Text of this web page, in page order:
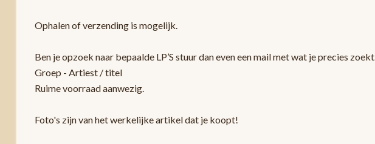
Ophalen of verzending is mogelijk.
Ben je opzoek naar bepaalde LP’S stuur dan even een mail met wat je precies zoekt.
Groep - Artiest / titel
Ruime voorraad aanwezig.
Foto's zijn van het werkelijke artikel dat je koopt!